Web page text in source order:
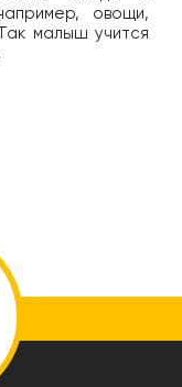
овощи,
малыш учится